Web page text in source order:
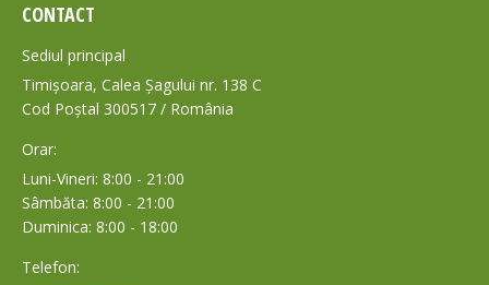
CONTACT
Sediul principal
Timișoara, Calea Șagului nr. 138 C
Cod Poștal 300517 / România
Orar:
Luni-Vineri: 8:00 - 21:00
Sâmbăta: 8:00 - 21:00
Duminica: 8:00 - 18:00
Telefon: